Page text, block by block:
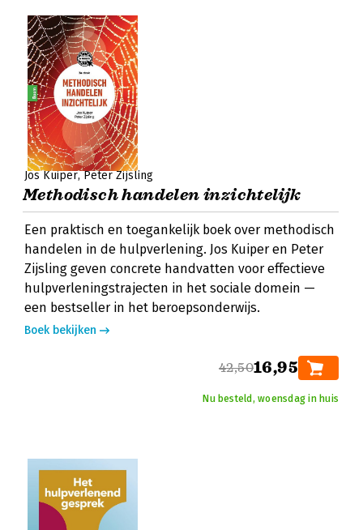
Jos Kuiper Peter Zijsling
Methodisch handelen inzichtelijk
Een praktisch en toegankelijk boek over methodisch
handelen in de hulpverlening. Jos Kuiper en Peter
Zijsling geven concrete handvatten voor effectieve
hulpverleningstrajecten in het sociale domein —
een bestseller in het beroepsonderwijs.
Boek bekijken
42,5016,95
Nu besteld, woensdag in huis